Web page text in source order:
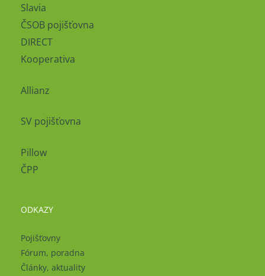
Slavia
ČSOB pojišťovna
DIRECT
Kooperativa
Allianz
SV pojišťovna
Pillow
ČPP
ODKAZY
Pojišťovny
Fórum, poradna
Články, aktuality